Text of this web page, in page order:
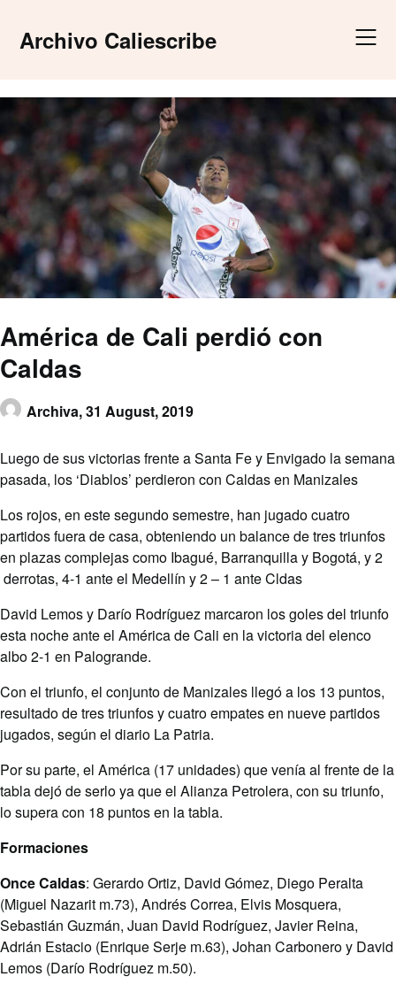
contentArchivo Caliescribe
América de Cali perdió con
Caldas
Archiva,31 August, 2019
Luego de sus victorias frente a Santa Fe y Envigado la semana
pasada, los ‘Diablos’ perdieron con Caldas en Manizales
Los rojos, en este segundo semestre, han jugado cuatro
partidos fuera de casa, obteniendo un balance de tres triunfos
en plazas complejas como Ibagué, Barranquilla y Bogotá, y 2
derrotas, 4-1 ante el Medellín y 2 – 1 ante Cldas
David Lemos y Darío Rodríguez marcaron los goles del triunfo
esta noche ante el América de Cali en la victoria del elenco
albo 2-1 en Palogrande.
Con el triunfo, el conjunto de Manizales llegó a los 13 puntos,
resultado de tres triunfos y cuatro empates en nueve partidos
jugados, según el diario La Patria.
Por su parte, el América (17 unidades) que venía al frente de la
tabla dejó de serlo ya que el Alianza Petrolera, con su triunfo,
lo supera con 18 puntos en la tabla.
Formaciones
Once Caldas: Gerardo Ortiz, David Gómez, Diego Peralta
(Miguel Nazarit m.73), Andrés Correa, Elvis Mosquera,
Sebastián Guzmán, Juan David Rodríguez, Javier Reina,
Adrián Estacio (Enrique Serje m.63), Johan Carbonero y David
Lemos (Darío Rodríguez m.50).